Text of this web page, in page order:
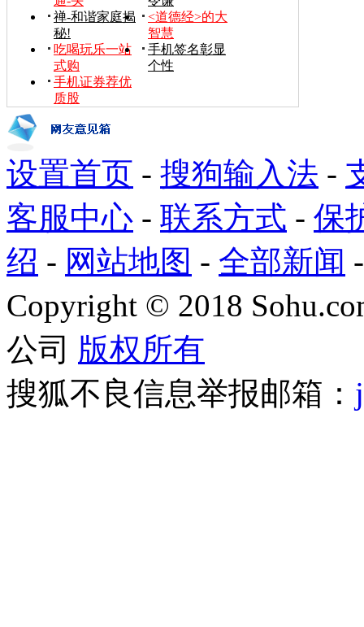
禅-和谐家庭揭
秘!
<道德经>的大
智慧
吃喝玩乐一站
式购
手机签名彰显
个性
手机证券荐优
质股
设置首页 - 搜狗输入法 -
客服中心 - 联系方式 - 保
绍 - 网站地图 - 全部新闻
Copyright © 2018
公司 版权所有
搜狐不良信息举报邮箱：